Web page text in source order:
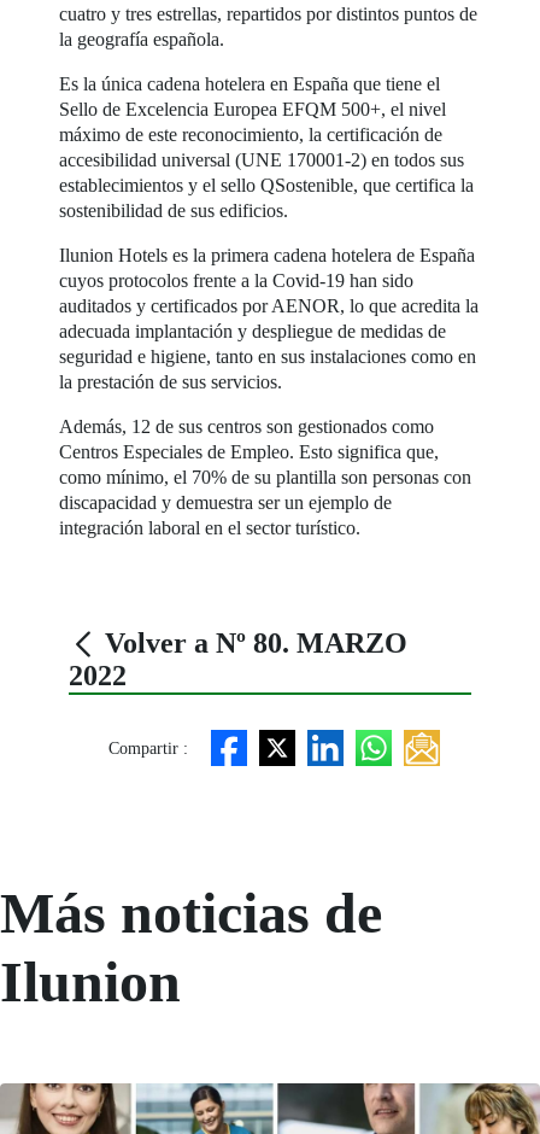
cuatro y tres estrellas, repartidos por distintos puntos de
la geografía española.
Es la única cadena hotelera en España que tiene el
Sello de Excelencia Europea EFQM 500+, el nivel
máximo de este reconocimiento, la certificación de
accesibilidad universal (UNE 170001-2) en todos sus
establecimientos y el sello QSostenible, que certifica la
sostenibilidad de sus edificios.
Ilunion Hotels es la primera cadena hotelera de España
cuyos protocolos frente a la Covid-19 han sido
auditados y certificados por AENOR, lo que acredita la
adecuada implantación y despliegue de medidas de
seguridad e higiene, tanto en sus instalaciones como en
la prestación de sus servicios.
Además, 12 de sus centros son gestionados como
Centros Especiales de Empleo. Esto significa que,
como mínimo, el 70% de su plantilla son personas con
discapacidad y demuestra ser un ejemplo de
integración laboral en el sector turístico.
Volver a Nº 80. MARZO
2022
Compartir :
Más noticias de
Ilunion